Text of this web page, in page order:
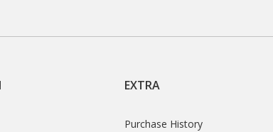
EXTRA
Purchase History